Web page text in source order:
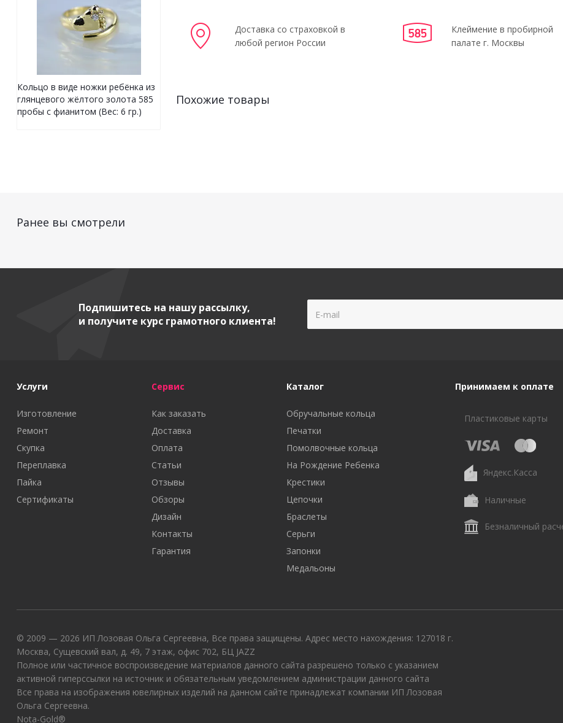
Доставка со страховкой в
любой регион России
Клеймение в пробирной
палате г. Москвы
Похожие товары
Кольцо в виде ножки ребёнка из
глянцевого жёлтого золота 585
пробы с фианитом (Вес: 6 гр.)
Ранее вы смотрели
Подпишитесь на нашу рассылку,
и получите курс грамотного клиента!
Услуги
Изготовление
Ремонт
Скупка
Переплавка
Пайка
Сертификаты
Сервис
Как заказать
Доставка
Оплата
Статьи
Отзывы
Обзоры
Дизайн
Контакты
Гарантия
Каталог
Обручальные кольца
Печатки
Помолвочные кольца
На Рождение Ребенка
Крестики
Цепочки
Браслеты
Серьги
Запонки
Медальоны
Принимаем к оплате
Пластиковые карты
Яндекс.Касса
Наличные
Безналичный
© 2009 — 2026 ИП Лозовая Ольга Сергеевна, Все права защищены. Адрес место нахождения: 127018 г.
Москва, Сущевский вал, д. 49, 7 этаж, офис 702, БЦ JAZZ
Полное или частичное воспроизведение материалов данного сайта разрешено только с указанием
активной гиперссылки на источник и обязательным уведомлением администрации данного сайта
Все права на изображения ювелирных изделий на данном сайте принадлежат компании ИП Лозовая
Ольга Сергеевна.
Nota-Gold®